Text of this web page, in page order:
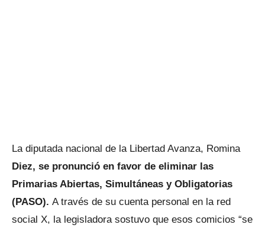
La diputada nacional de la Libertad Avanza, Romina
Diez, se pronunció en favor de eliminar las
Primarias Abiertas, Simultáneas y Obligatorias
(PASO). A través de su cuenta personal en la red
social X, la legisladora sostuvo que esos comicios “se